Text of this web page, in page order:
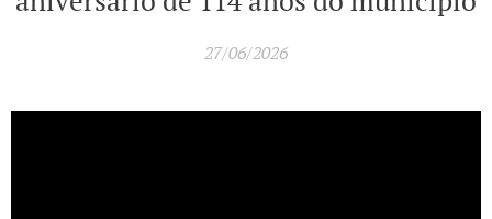
27/06/2026